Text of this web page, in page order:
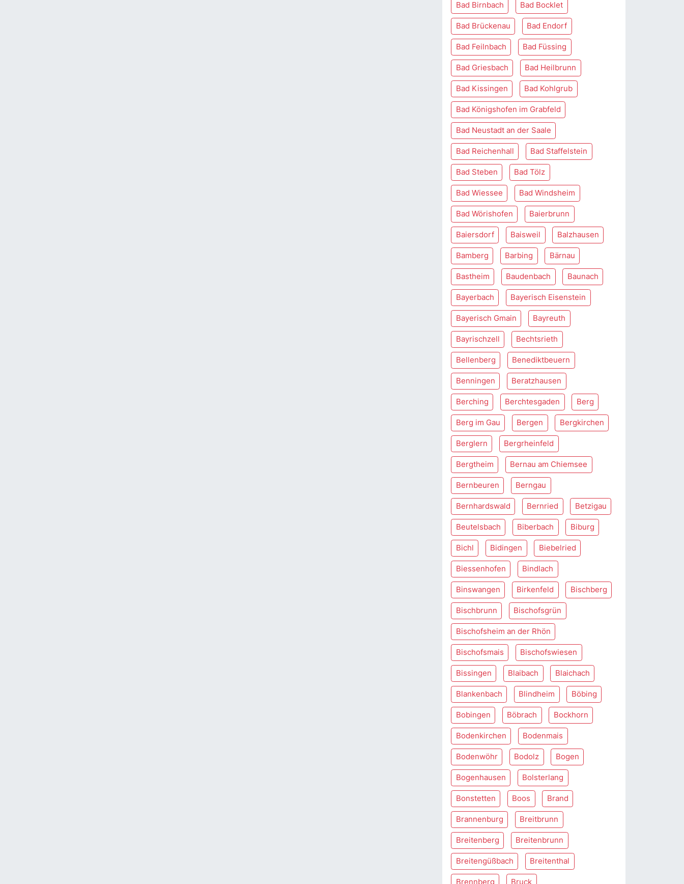
Bad Birnbach Bad Bocklet
Bad Brückenau Bad Endorf
Bad Feilnbach Bad Füssing
Bad Griesbach Bad Heilbrunn
Bad Kissingen Bad Kohlgrub
Bad Königshofen im Grabfeld
Bad Neustadt an der Saale
Bad Reichenhall Bad Staffelstein
Bad Steben Bad Tölz
Bad Wiessee Bad Windsheim
Bad Wörishofen Baierbrunn
Baiersdorf Baisweil Balzhausen
Bamberg Barbing Bärnau
Bastheim Baudenbach Baunach
Bayerbach Bayerisch Eisenstein
Bayerisch Gmain Bayreuth
Bayrischzell Bechtsrieth
Bellenberg Benediktbeuern
Benningen Beratzhausen
Berching Berchtesgaden Berg
Berg im Gau Bergen Bergkirchen
Berglern Bergrheinfeld
Bergtheim Bernau am Chiemsee
Bernbeuren Berngau
Bernhardswald Bernried Betzigau
Beutelsbach Biberbach Biburg
Bichl Bidingen Biebelried
Biessenhofen Bindlach
Binswangen Birkenfeld Bischberg
Bischbrunn Bischofsgrün
Bischofsheim an der Rhön
Bischofsmais Bischofswiesen
Bissingen Blaibach Blaichach
Blankenbach Blindheim Böbing
Bobingen Böbrach Bockhorn
Bodenkirchen Bodenmais
Bodenwöhr Bodolz Bogen
Bogenhausen Bolsterlang
Bonstetten Boos Brand
Brannenburg Breitbrunn
Breitenberg Breitenbrunn
Breitengüßbach Breitenthal
Brennberg Bruck